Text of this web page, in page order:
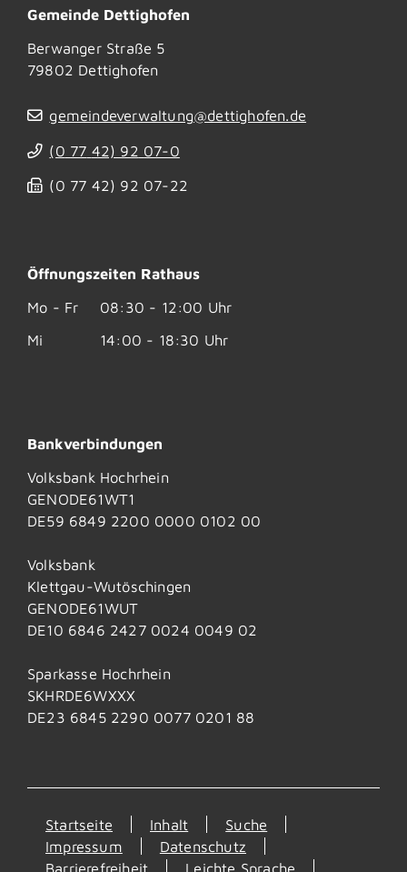
Gemeinde Dettighofen
Berwanger Straße 5
79802 Dettighofen
gemeindeverwaltung@dettighofen.de
(0 77 42) 92 07-0
(0 77 42) 92 07-22
Öffnungszeiten Rathaus
Mo - Fr
08:30 - 12:00 Uhr
Mi
14:00 - 18:30 Uhr
Bankverbindungen
Volksbank Hochrhein
GENODE61WT1
DE59 6849 2200 0000 0102 00
Volksbank
Klettgau-Wutöschingen
GENODE61WUT
DE10 6846 2427 0024 0049 02
Sparkasse Hochrhein
SKHRDE6WXXX
DE23 6845 2290 0077 0201 88
Startseite Inhalt
Suche
Impressum
Datenschutz
Barrierefreiheit
Leichte Sprache